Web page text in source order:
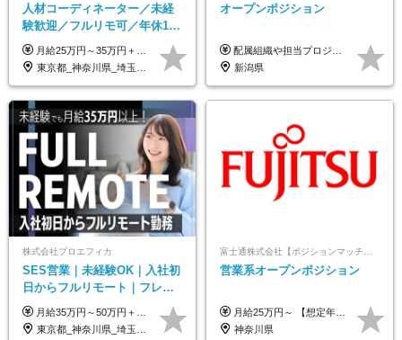
人材コーディネーター／未経
験歓迎／フルリモ可／年休127
日／おしゃれ自由／海外研修
年10回／美容・サウナ割あり
月給25万円～35万円＋インセンティブ 未経験者：月給25万円～＋インセンティブ 経験者：月給35万円～＋インセンティブ （※経験者は営業経験5年以上の方を想定） ※経験・スキルなどを考慮のうえ、決定します ※時間外手当は別途全額支給します
東京都_神奈川県_埼玉県_千葉県_大阪府_愛知県_北海道_青森県_岩手県_宮城県_秋田県_山形県_福島県_茨城県_栃木県_群馬県_新潟県_山梨県_長野県_富山県_石川県_福井県_静岡県_岐阜県_三重県_兵庫県_京都府_滋賀県_奈良県_和歌山県_広島県_岡山県_鳥取県_島根県_山口県_徳島県_香川県_愛媛県_高知県_福岡県_熊本県_佐賀県_長崎県_大分県_宮崎県_鹿児島県_沖縄県
オープンポジション
配属組織や担当プロジェクトにより異なります。 想定年収：400万円～1000万円 ※ご経験やスキルに応じて決定します。 ※上記想定年収はあくまでも目安の金額であり、 選考を通じて上下する可能性があります。
新潟県
株式会社プロエフィカ
SES営業｜未経験OK｜入社初
日からフルリモート｜フレッ
クス可｜残業月平均10h以下｜
事業立ち上げメンバー
月給35万円～50万円＋交通費 ◎経験やスキルを考慮し、最大限優遇します ◎上記月給は固定残業代月40時間分(月10万9,375～)を含みます。残業時間が超過した場合はその分追加支給します ◎試用期間6カ月あり(給与や待遇は同じです)
東京都_神奈川県_埼玉県_千葉県_大阪府_愛知県_北海道_青森県_岩手県_宮城県_秋田県_山形県_福島県_茨城県_栃木県_群馬県_新潟県_山梨県_長野県_富山県_石川県_福井県_静岡県_岐阜県_三重県_兵庫県_京都府_滋賀県_奈良県_和歌山県_広島県_岡山県_鳥取県_島根県_山口県_徳島県_香川県_愛媛県_高知県_福岡県_熊本県_佐賀県_長崎県_大分県_宮崎県_鹿児島県_沖縄県
営業系オープンポジション
月給25万円～ 【想定年収】 400万円～1000万円（残業代及び諸手当込） ※ご経験、前年収、ご年齢に応じて決定します。
神奈川県